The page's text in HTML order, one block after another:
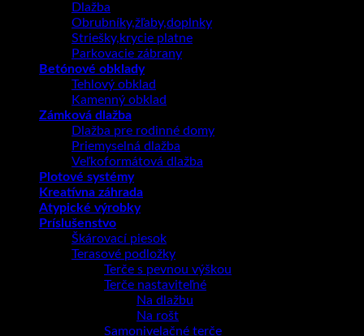
Dlažba
Obrubníky,žľaby,doplnky
Striešky,krycie platne
Parkovacie zábrany
Betónové obklady
Tehlový obklad
Kamenný obklad
Zámková dlažba
Dlažba pre rodinné domy
Priemyselná dlažba
Veľkoformátová dlažba
Plotové systémy
Kreatívna záhrada
Atypické výrobky
Príslušenstvo
Škárovací piesok
Terasové podložky
Terče s pevnou výškou
Terče nastaviteľné
Na dlažbu
Na rošt
Samonivelačné terče